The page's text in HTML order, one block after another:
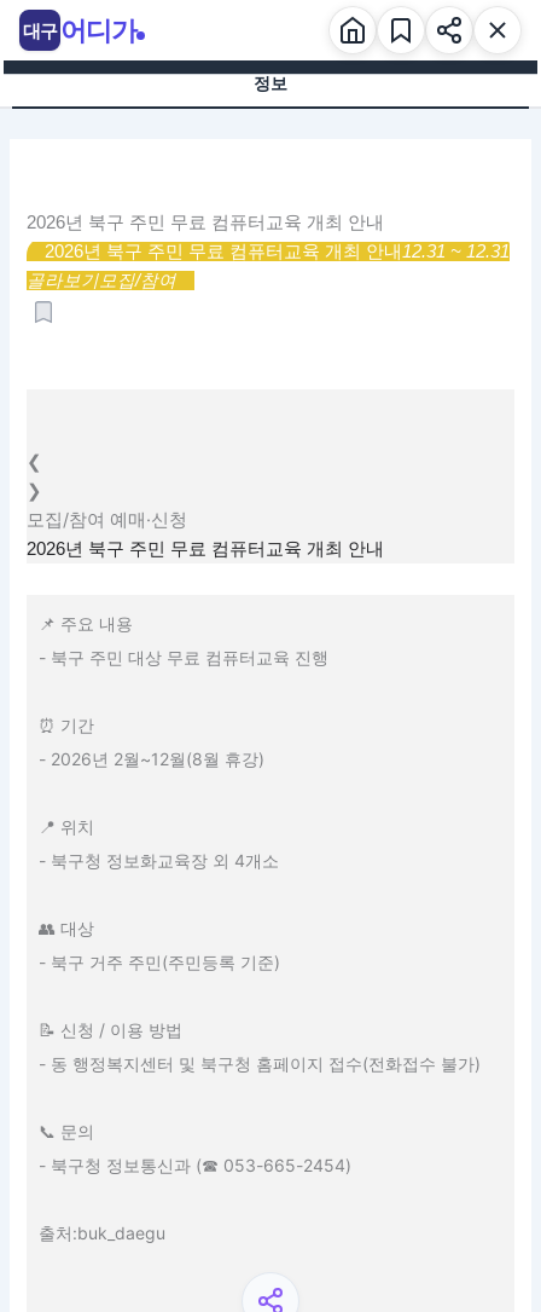
츠
정보
2026년 북구 주민 무료 컴퓨터교육 개최 안내
2026년 북구 주민 무료 컴퓨터교육 개최 안내12.31 ~ 12.31
골라보기모집/참여
❮
❯
모집/참여 예매·신청
2026년 북구 주민 무료 컴퓨터교육 개최 안내
📌 주요 내용
- 북구 주민 대상 무료 컴퓨터교육 진행
⏰ 기간
- 2026년 2월~12월(8월 휴강)
📍 위치
- 북구청 정보화교육장 외 4개소
👥 대상
- 북구 거주 주민(주민등록 기준)
📝 신청 / 이용 방법
- 동 행정복지센터 및 북구청 홈페이지 접수(전화접수 불가)
📞 문의
- 북구청 정보통신과 (☎ 053-665-2454)
출처:buk_daegu
대구 어디가